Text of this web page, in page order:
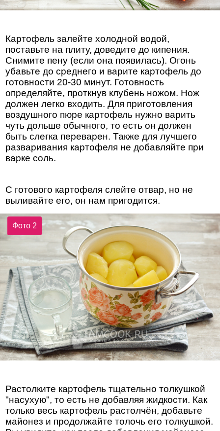
Картофель залейте холодной водой,
поставьте на плиту, доведите до кипения.
Снимите пену (если она появилась). Огонь
убавьте до среднего и варите картофель до
готовности 20-30 минут. Готовность
определяйте, проткнув клубень ножом. Нож
должен легко входить. Для приготовления
воздушного пюре картофель нужно варить
чуть дольше обычного, то есть он должен
быть слегка переварен. Также для лучшего
разваривания картофеля не добавляйте при
варке соль.
С готового картофеля слейте отвар, но не
выливайте его, он нам пригодится.
Фото 2
Растолките картофель тщательно толкушкой
"насухую", то есть не добавляя жидкости. Как
только весь картофель растолчён, добавьте
майонез и продолжайте толочь его толкушкой.